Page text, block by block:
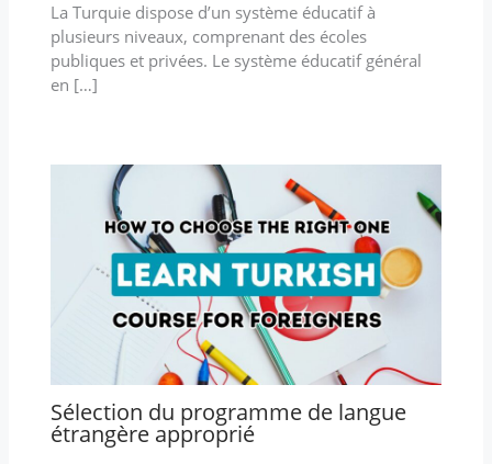
La Turquie dispose d’un système éducatif à
plusieurs niveaux, comprenant des écoles
publiques et privées. Le système éducatif général
en […]
Sélection du programme de langue
étrangère approprié